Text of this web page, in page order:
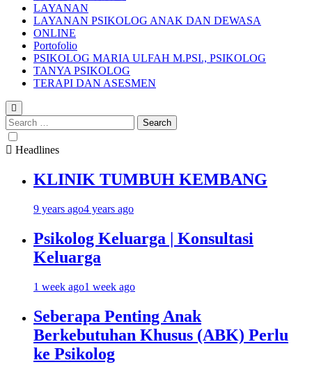
LAYANAN
LAYANAN PSIKOLOG ANAK DAN DEWASA
ONLINE
Portofolio
PSIKOLOG MARIA ULFAH M.PSI., PSIKOLOG
TANYA PSIKOLOG
TERAPI DAN ASESMEN
Search
for:
Headlines
KLINIK TUMBUH KEMBANG
9 years ago4 years ago
Psikolog Keluarga | Konsultasi
Keluarga
1 week ago1 week ago
Seberapa Penting Anak
Berkebutuhan Khusus (ABK) Perlu
ke Psikolog